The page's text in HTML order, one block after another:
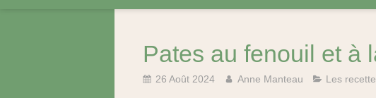
Pates au fenouil et à
26 Août 2024 Anne Manteau Les